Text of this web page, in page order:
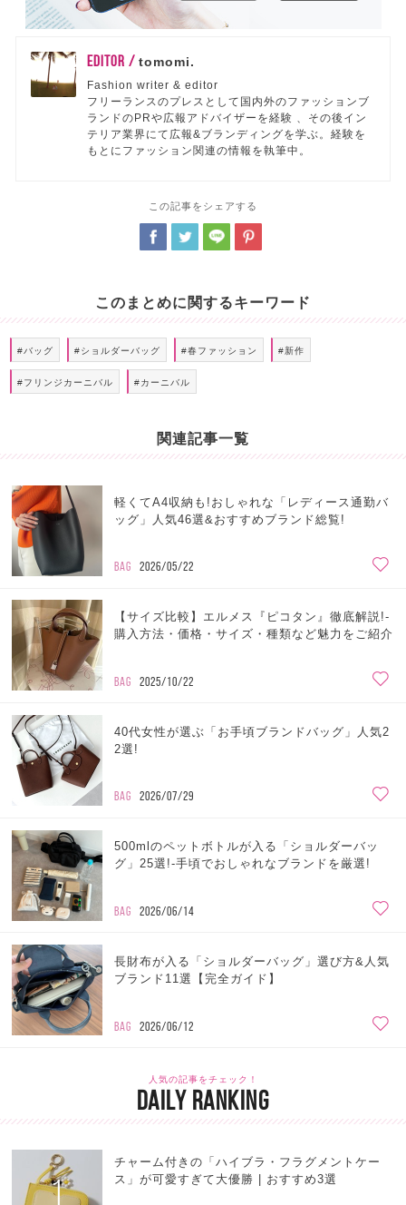
EDITOR /tomomi.
Fashion writer & editor
フリーランスのプレスとして国内外のファッションブ
ランドのPRや広報アドバイザーを経験 、その後イン
テリア業界にて広報&ブランディングを学ぶ。経験を
もとにファッション関連の情報を執筆中。
この記事をシェアする
このまとめに関するキーワード
#バッグ #ショルダーバッグ #春ファッション #新作
#フリンジカーニバル #カーニバル
関連記事一覧
軽くてA4収納も!おしゃれな「レディース通勤バ
ッグ」人気46選&おすすめブランド総覧!
BAG 2026/05/22
【サイズ比較】エルメス『ピコタン』徹底解説!-
購入方法・価格・サイズ・種類など魅力をご紹介
BAG 2025/10/22
40代女性が選ぶ「お手頃ブランドバッグ」人気2
2選!
BAG 2026/07/29
500mlのペットボトルが入る「ショルダーバッ
グ」25選!-手頃でおしゃれなブランドを厳選!
BAG 2026/06/14
長財布が入る「ショルダーバッグ」選び方&人気
ブランド11選【完全ガイド】
BAG 2026/06/12
人気の記事をチェック！
DAILY RANKING
1
チャーム付きの「ハイブラ・フラグメントケー
ス」が可愛すぎて大優勝 | おすすめ3選